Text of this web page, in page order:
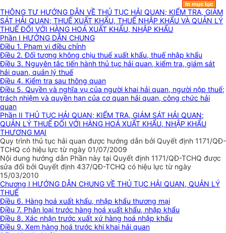
In mục lục
THÔNG TƯ HƯỚNG DẪN VỀ THỦ TỤC HẢI QUAN; KIỂM TRA, GIÁM
SÁT HẢI QUAN; THUẾ XUẤT KHẨU, THUẾ NHẬP KHẨU VÀ QUẢN LÝ
THUẾ ĐỐI VỚI HÀNG HOÁ XUẤT KHẨU, NHẬP KHẨU
Phần I HƯỚNG DẪN CHUNG
Điều 1. Phạm vi điều chỉnh
Điều 2. Đối tượng không chịu thuế xuất khẩu, thuế nhập khẩu
Điều 3. Nguyên tắc tiến hành thủ tục hải quan, kiểm tra, giám sát
hải quan, quản lý thuế
Điều 4. Kiểm tra sau thông quan
Điều 5. Quyền và nghĩa vụ của người khai hải quan, người nộp thuế;
trách nhiệm và quyền hạn của cơ quan hải quan, công chức hải
quan
Phần II THỦ TỤC HẢI QUAN; KIỂM TRA, GIÁM SÁT HẢI QUAN;
QUẢN LÝ THUẾ ĐỐI VỚI HÀNG HOÁ XUẤT KHẨU, NHẬP KHẨU
THƯƠNG MẠI
Quy trình thủ tục hải quan được hướng dẫn bởi Quyết định 1171/QĐ-
TCHQ có hiệu lực từ ngày 01/07/2009
Nội dung hướng dẫn Phần này tại Quyết định 1171/QĐ-TCHQ được
sửa đổi bởi Quyết định 437/QĐ-TCHQ có hiệu lực từ ngày
15/03/2010
Chương I HƯỚNG DẪN CHUNG VỀ THỦ TỤC HẢI QUAN, QUẢN LÝ
THUẾ
Điều 6. Hàng hoá xuất khẩu, nhập khẩu thương mại
Điều 7. Phân loại trước hàng hoá xuất khẩu, nhập khẩu
Điều 8. Xác nhận trước xuất xứ hàng hoá nhập khẩu
Điều 9. Xem hàng hoá trước khi khai hải quan